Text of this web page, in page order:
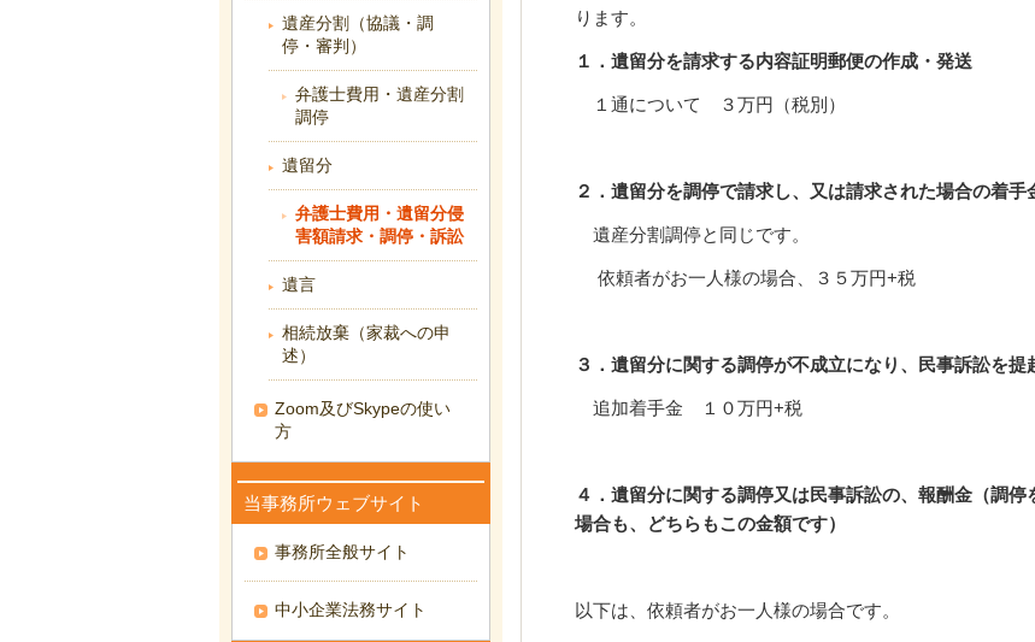
ります。
１．遺留分を請求する内容証明郵便の作成・発送
１通について ３万円（税別）
２．遺留分を調停で請求し、又は請求された場合の着手
遺産分割調停と同じです。
依頼者がお一人様の場合、３５万円+税
３．遺留分に関する調停が不成立になり、民事訴訟を
追加着手金 １０万円+税
４．遺留分に関する調停又は民事訴訟の、報酬金（調
場合も、どちらもこの金額です）
以下は、依頼者がお一人様の場合です。
遺産分割（協議・調
停・審判）
弁護士費用・遺産分割
調停
遺留分
弁護士費用・遺留分侵
害額請求・調停・訴訟
遺言
相続放棄（家裁への申
述）
Zoom及びSkypeの使い
方
当事務所ウェブサイト
事務所全般サイト
中小企業法務サイト